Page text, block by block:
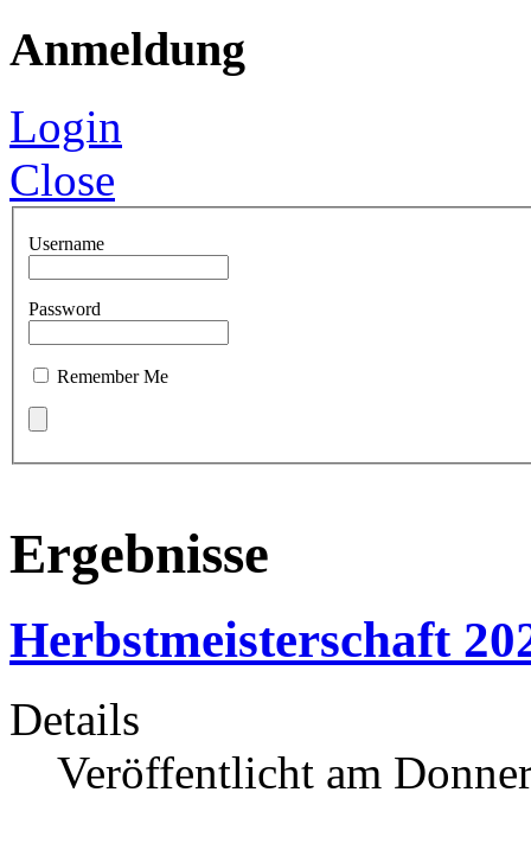
Anmeldung
Login
Close
Username
Password
Remember Me
Ergebnisse
Herbstmeisterschaft
Details
Veröffentlicht am